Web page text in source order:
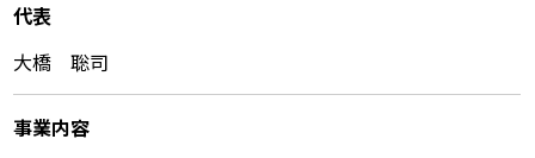
代表
大橋 聡司
事業内容